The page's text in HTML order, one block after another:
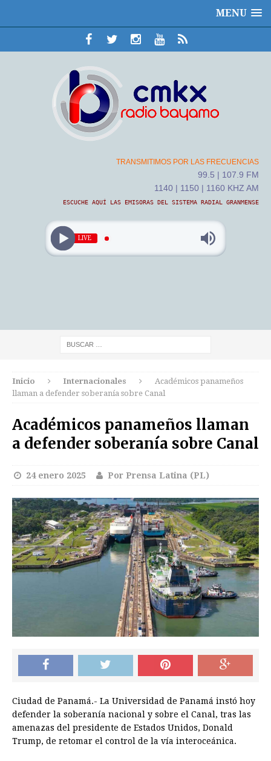
MENU
TRANSMITIMOS POR LAS FRECUENCIAS
99.5 | 107.9 FM
1140 | 1150 | 1160 KHZ AM
ESCUCHE AQUÍ LAS EMISORAS DEL SISTEMA RADIAL GRANMENSE
LIVE
Inicio Internacionales
Académicos panameños
llaman a defender soberanía sobre Canal
Académicos panameños llaman
a defender soberanía sobre Canal
24 enero 2025 Por Prensa Latina (PL)
Ciudad de Panamá.- La Universidad de Panamá instó hoy
defender la soberanía nacional y sobre el Canal, tras las
amenazas del presidente de Estados Unidos, Donald
Trump, de retomar el control de la vía interoceánica.